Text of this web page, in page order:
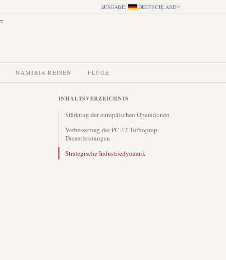
AUSGABE: DEUTSCHLAND
NAMIBIA REISEN FLÜGE
INHALTSVERZEICHNIS
Stärkung der europäischen Operationen
Verbesserung der PC-12 Turboprop-
Dienstleistungen
Strategische Industriedynamik